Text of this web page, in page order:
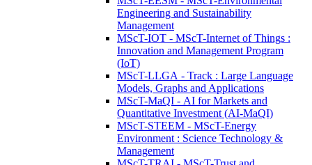
Engineering and Sustainability
Management
MScT-IOT - MScT-Internet of Things :
Innovation and Management Program
(IoT)
MScT-LLGA - Track : Large Language
Models, Graphs and Applications
MScT-MaQI - AI for Markets and
Quantitative Investment (AI-MaQI)
MScT-STEEM - MScT-Energy
Environment : Science Technology &
Management